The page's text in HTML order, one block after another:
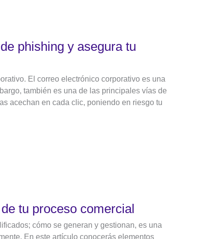
phishing y asegura tu
El correo electrónico corporativo es una
también es una de las principales vías de
acechan en cada clic, poniendo en riesgo tu
tu proceso comercial
cómo se generan y gestionan, es una
En este artículo conocerás elementos